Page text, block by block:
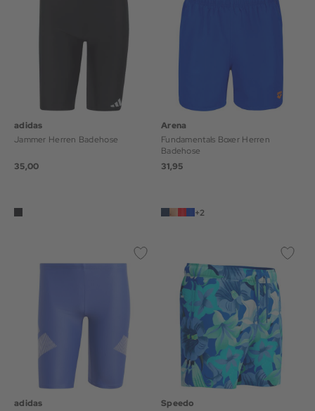
adidas
Jammer Herren Badehose
35,00
Arena
Fundamentals Boxer Herren
Badehose
31,95
+2
adidas
Speedo